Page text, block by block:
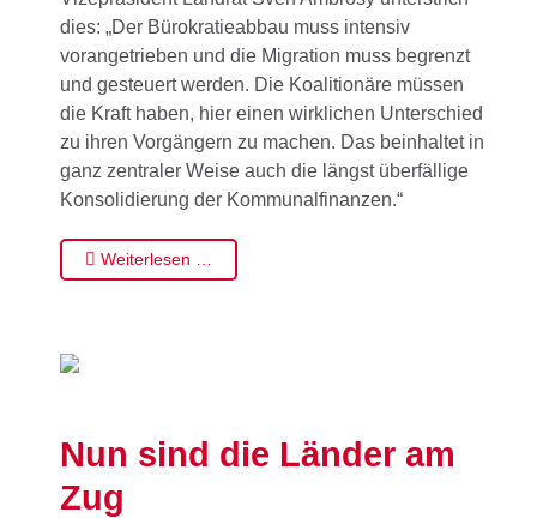
dies: „Der Bürokratieabbau muss intensiv
vorangetrieben und die Migration muss begrenzt
und gesteuert werden. Die Koalitionäre müssen
die Kraft haben, hier einen wirklichen Unterschied
zu ihren Vorgängern zu machen. Das beinhaltet in
ganz zentraler Weise auch die längst überfällige
Konsolidierung der Kommunalfinanzen.“
Weiterlesen …
Nun sind die Länder am
Zug